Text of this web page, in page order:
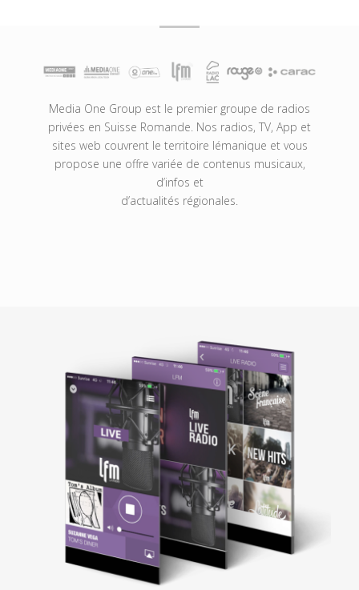
Media One Group est le premier groupe de radios
privées en Suisse Romande. Nos radios, TV, App et
sites web couvrent le territoire lémanique et vous
propose une offre variée de contenus musicaux,
d’infos et
d’actualités régionales.